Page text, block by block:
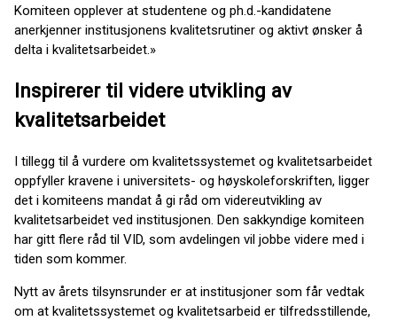
Komiteen opplever at studentene og ph.d.-kandidatene
anerkjenner institusjonens kvalitetsrutiner og aktivt ønsker å
delta i kvalitetsarbeidet.»
Inspirerer til videre utvikling av
kvalitetsarbeidet
I tillegg til å vurdere om kvalitetssystemet og kvalitetsarbeidet
oppfyller kravene i universitets- og høyskoleforskriften, ligger
det i komiteens mandat å gi råd om videreutvikling av
kvalitetsarbeidet ved institusjonen. Den sakkyndige komiteen
har gitt flere råd til VID, som avdelingen vil jobbe videre med i
tiden som kommer.
Nytt av årets tilsynsrunder er at institusjoner som får vedtak
om at kvalitetssystemet og kvalitetsarbeid er tilfredsstillende,